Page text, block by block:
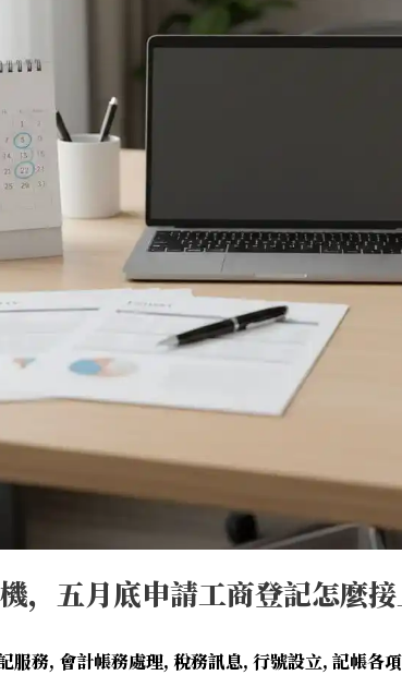
，五月底申請工商登記怎麼
服務, 會計帳務處理, 稅務訊息, 行號設立, 記帳各